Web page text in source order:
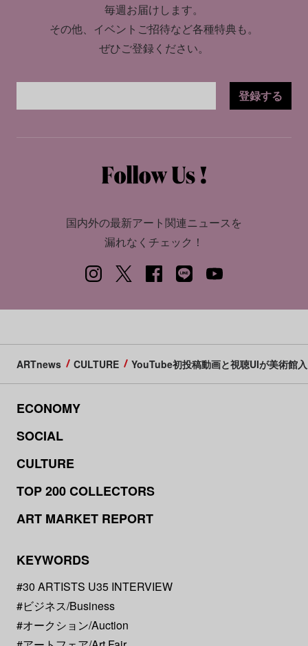
毎週お届けします。
その他、イベントご招待など各種特典も。
ぜひご登録ください。
登録する
国内外の最新アート関連ニュースを
漏れなくチェック！
ARTnews CULTURE YouTube初投稿動画と視聴UIが美術館
ECONOMY
SOCIAL
CULTURE
TOP 200 COLLECTORS
ART MARKET REPORT
KEYWORDS
#30 ARTISTS U35 INTERVIEW
#ビジネス/Business
#オークション/Auction